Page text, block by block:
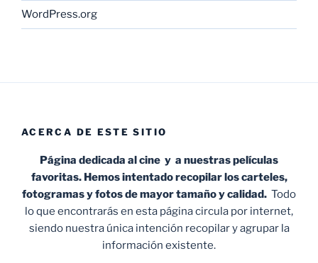
WordPress.org
ACERCA DE ESTE SITIO
Página dedicada al cine y a nuestras películas
favoritas. Hemos intentado recopilar los carteles,
fotogramas y fotos de mayor tamaño y calidad. Todo
lo que encontrarás en esta página circula por internet,
siendo nuestra única intención recopilar y agrupar la
información existente.